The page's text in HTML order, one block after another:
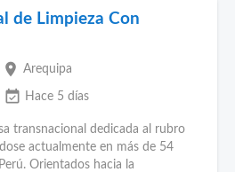
de Limpieza Con
place Arequipa
event_available Hace 5 días
transnacional dedicada al rubro
actualmente en más de 54
Orientados hacia la